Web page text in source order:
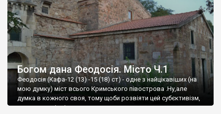
Богом дана Феодосія. Місто Ч.1
Феодосія (Кафа-12 (13) -15 (18) ст) - одне з найцікавіших (на
мою думку) міст всього Кримського півострова .Ну,але
думка в кожного своя, тому щоби розвіяти цей субєктивізм,
запрошую відвідати це